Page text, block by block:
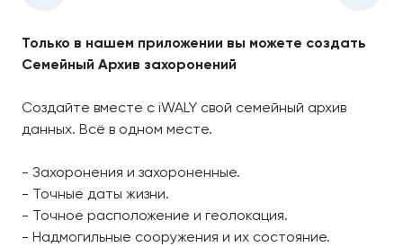
Только в нашем приложении вы можете создать
Семейный Архив захоронений
Создайте вместе с iWALY свой семейный архив
данных. Всё в одном месте.
- Захоронения и захороненные.
- Точные даты жизни.
- Точное расположение и геолокация.
- Надмогильные сооружения и их состояние.